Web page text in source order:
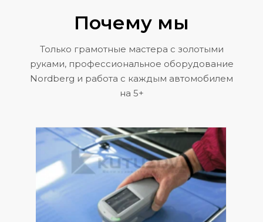
Почему мы
Только грамотные мастера с золотыми
руками, профессиональное оборудование
Nordberg и работа с каждым автомобилем
на 5+